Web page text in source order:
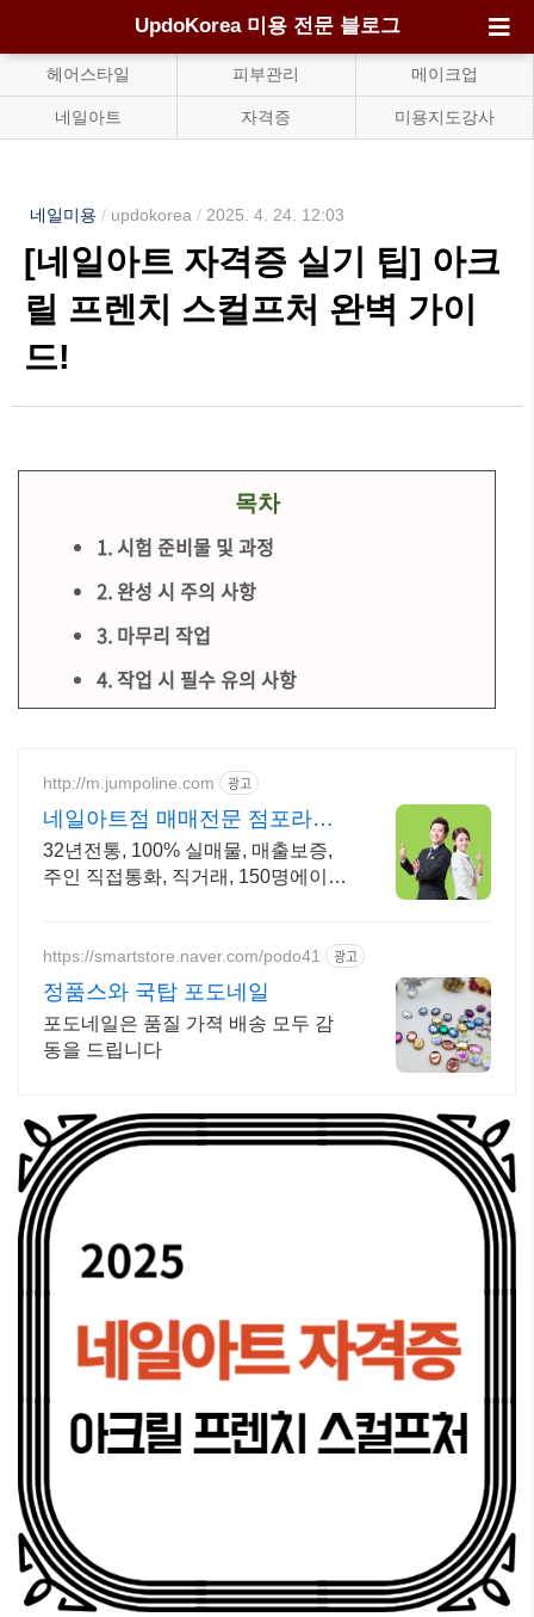
UpdoKorea 미용 전문 블로그
헤어스타일 피부관리 메이크업
네일아트 자격증 미용지도강사
네일미용 / updokorea / 2025. 4. 24. 12:03
[네일아트 자격증 실기 팁] 아크
릴 프렌치 스컬프처 완벽 가이
드!
목차
1. 시험 준비물 및 과정
2. 완성 시 주의 사항
3. 마무리 작업
4. 작업 시 필수 유의 사항
http://m.jumpoline.com 광고
네일아트점 매매전문 점포라인
빠른 직거래 & 안전중개거래
32년전통, 100% 실매물, 매출보증,
주인 직접통화, 직거래, 150명에이전
https://smartstore.naver.com/podo41 광고
정품스와 국탑 포도네일
포도네일은 품질 가젹 배송 모두 감
동을 드립니다